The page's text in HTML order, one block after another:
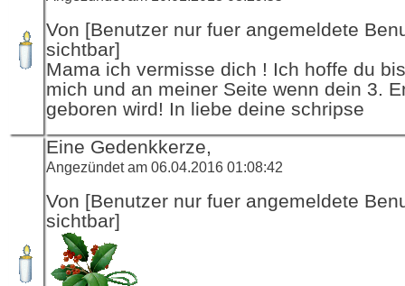
Von [Benutzer nur fuer angemeldete
sichtbar]
Mama ich vermisse dich ! Ich hoffe du
mich und an meiner Seite wenn dein 3.
geboren wird! In liebe deine schripse
Eine Gedenkkerze,
Angezündet am 06.04.2016 01:08:42
Von [Benutzer nur fuer angemeldete
sichtbar]